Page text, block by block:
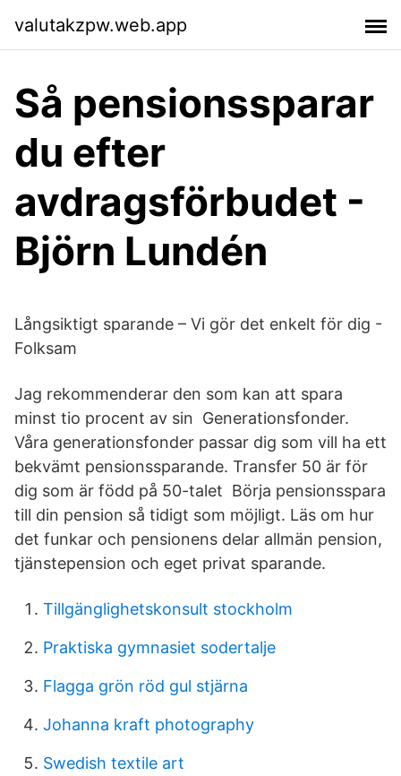
valutakzpw.web.app
Så pensionssparar
du efter
avdragsförbudet -
Björn Lundén
Långsiktigt sparande – Vi gör det enkelt för dig -
Folksam
Jag rekommenderar den som kan att spara
minst tio procent av sin Generationsfonder.
Våra generationsfonder passar dig som vill ha ett
bekvämt pensionssparande. Transfer 50 är för
dig som är född på 50-talet Börja pensionsspara
till din pension så tidigt som möjligt. Läs om hur
det funkar och pensionens delar allmän pension,
tjänstepension och eget privat sparande.
Tillgänglighetskonsult stockholm
Praktiska gymnasiet sodertalje
Flagga grön röd gul stjärna
Johanna kraft photography
Swedish textile art